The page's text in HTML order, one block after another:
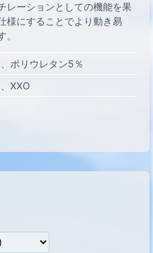
レーションとしての機能を果
様にすることでより動き易
ポリウレタン5％
XXO